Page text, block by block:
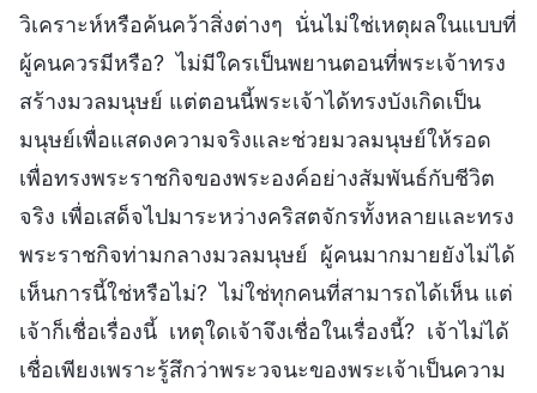
วิเคราะห์หรือค้นคว้าสิ่งต่างๆ นั่นไม่ใช่เหตุผลในแบบที่
ผู้คนควรมีหรือ? ไม่มีใครเป็นพยานตอนที่พระเจ้าทรง
สร้างมวลมนุษย์ แต่ตอนนี้พระเจ้าได้ทรงบังเกิดเป็น
มนุษย์เพื่อแสดงความจริงและช่วยมวลมนุษย์ให้รอด
เพื่อทรงพระราชกิจของพระองค์อย่างสัมพันธ์กับชีวิต
จริง เพื่อเสด็จไปมาระหว่างคริสตจักรทั้งหลายและทรง
พระราชกิจท่ามกลางมวลมนุษย์ ผู้คนมากมายยังไม่ได้
เห็นการนี้ใช่หรือไม่? ไม่ใช่ทุกคนที่สามารถได้เห็น แต่
เจ้าก็เชื่อเรื่องนี้ เหตุใดเจ้าจึงเชื่อในเรื่องนี้? เจ้าไม่ได้
เชื่อเพียงเพราะรู้สึกว่าพระวจนะของพระเจ้าเป็นความ